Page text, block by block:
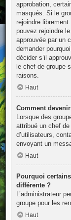
approbation,
masqués. Si le
rejoindre
pouvez rejoindre
approuvée par un
demander
décider s’il
le chef de groupe
raisons.
Haut
Comment
Lorsque des
attribué un chef
d’utilisateurs,
envoyant un
Haut
Pourquoi
différente ?
L’administrateur
groupe pour les
Haut